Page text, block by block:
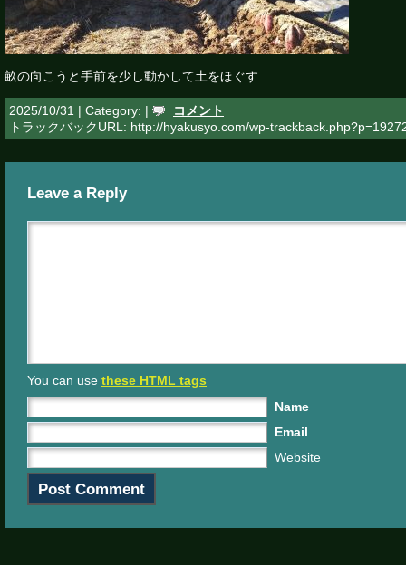
畝の向こうと手前を少し動かして土をほぐす
2025/10/31 | Category: |
コメント
トラックバックURL: http://hyakusyo.com/wp-
Leave a Reply
You can use these HTML tags
Name
Email
Website